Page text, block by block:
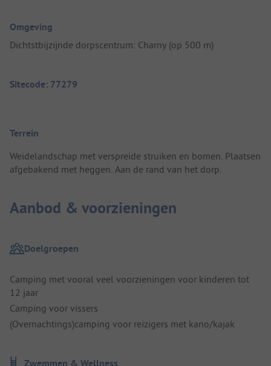
Omgeving
Dichtstbijzijnde dorpscentrum: Charny (op 500 m)
Sitecode: 77279
Terrein
Weidelandschap met verspreide struiken en bomen. Plaatsen
afgebakend met heggen. Aan de rand van het dorp.
Aanbod & voorzieningen
Doelgroepen
Camping met vooral veel voorzieningen voor kinderen tot
12 jaar
Camping voor vissers
(Overnachtings)camping voor reizigers met kano/kajak